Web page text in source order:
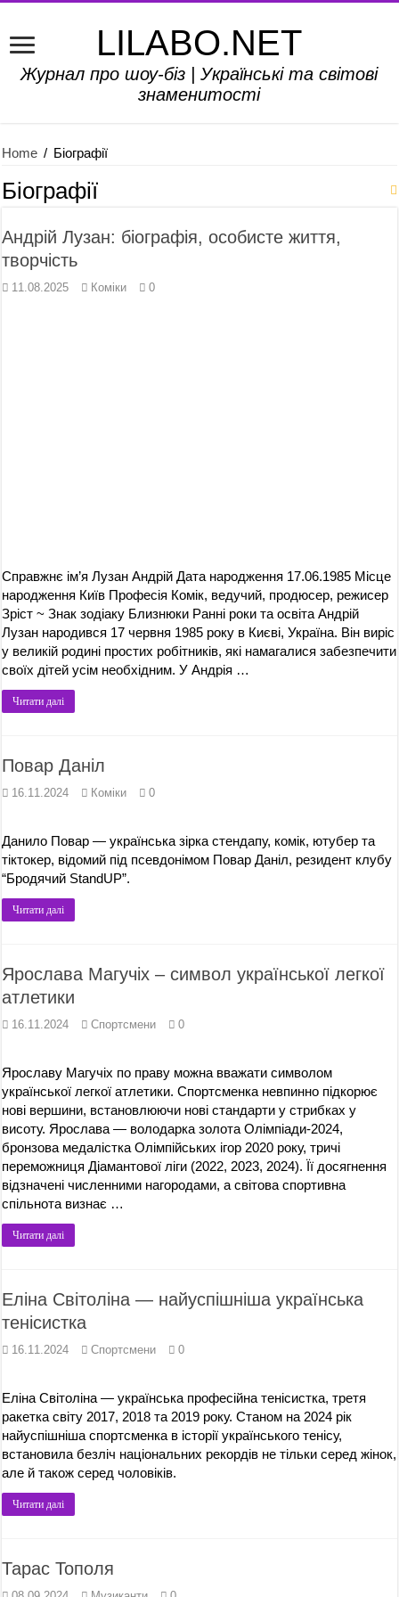
LILABO.NET
Журнал про шоу-біз | Українські та світові
знаменитості
Home / Біографії
Біографії
Андрій Лузан: біографія, особисте життя,
творчість
11.08.2025 Коміки 0
Справжнє ім’я Лузан Андрій Дата народження 17.06.1985 Місце
народження Київ Професія Комік, ведучий, продюсер, режисер
Зріст ~ Знак зодіаку Близнюки Ранні роки та освіта Андрій
Лузан народився 17 червня 1985 року в Києві, Україна. Він виріс
у великій родині простих робітників, які намагалися забезпечити
своїх дітей усім необхідним. У Андрія …
Читати далі
Повар Даніл
16.11.2024 Коміки 0
Данило Повар — українська зірка стендапу, комік, ютубер та
тіктокер, відомий під псевдонімом Повар Даніл, резидент клубу
“Бродячий StandUP”.
Читати далі
Ярослава Магучіх – символ української легкої
атлетики
16.11.2024 Спортсмени 0
Ярославу Магучіх по праву можна вважати символом
української легкої атлетики. Спортсменка невпинно підкорює
нові вершини, встановлюючи нові стандарти у стрибках у
висоту. Ярослава — володарка золота Олімпіади-2024,
бронзова медалістка Олімпійських ігор 2020 року, тричі
переможниця Діамантової ліги (2022, 2023, 2024). Її досягнення
відзначені численними нагородами, а світова спортивна
спільнота визнає …
Читати далі
Еліна Світоліна — найуспішніша українська
тенісистка
16.11.2024 Спортсмени 0
Еліна Світоліна — українська професійна тенісистка, третя
ракетка світу 2017, 2018 та 2019 року. Станом на 2024 рік
найуспішніша спортсменка в історії українського тенісу,
встановила безліч національних рекордів не тільки серед жінок,
але й також серед чоловіків.
Читати далі
Тарас Тополя